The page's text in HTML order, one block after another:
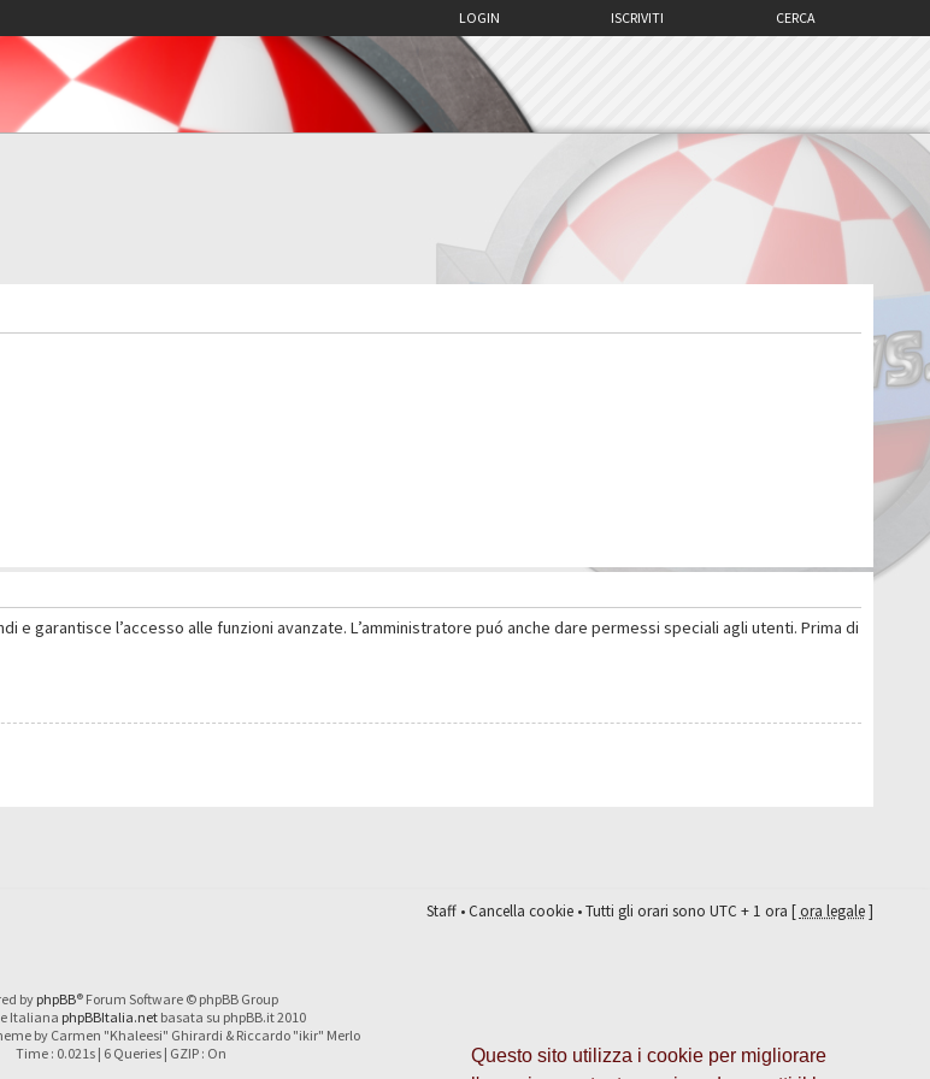
Questo sito utilizza i cookie per migliorare
CERCA
ISCRIVITI
LOGIN
garantisce l’accesso alle funzioni avanzate. L’amministratore puó anche dare permessi speciali agli utenti. Prima di
Staff•Cancella cookie• Tutti gli orari sono UTC + 1 ora [ora legale]
byphpBB® Forum Software © phpBB Group
Italiana phpBBItalia.netbasata su phpBB.it 2010
by Carmen "Khaleesi" Ghirardi & Riccardo "ikir" Merlo
Time : 0.021s | 6 Queries | GZIP : On